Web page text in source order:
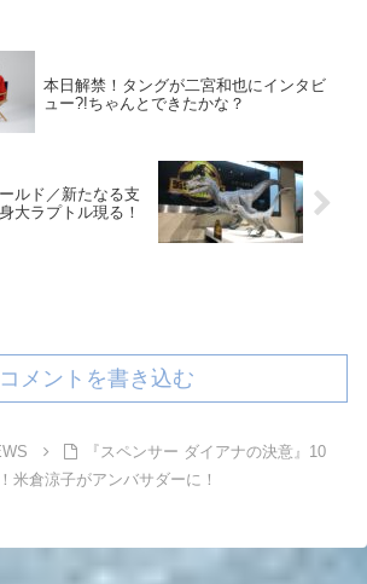
本日解禁！タングが二宮和也にインタビ
ュー?!ちゃんとできたかな？
ルド／新たなる支
大ラプトル現る！
コメントを書き込む
『スペンサー ダイアナの決意』10
米倉涼子がアンバサダーに！